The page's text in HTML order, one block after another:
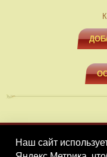
МЕНЮ
Наш сайт